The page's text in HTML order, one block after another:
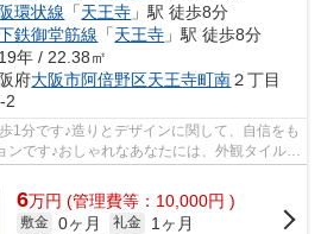
環状線 「天王寺 」駅 徒歩8分
鉄御堂筋線 「天王寺 」駅 徒歩8分
年 / 22.38㎡
府大阪市阿倍野区天王寺町南２丁目
2
1分です♪造りとデザインに関して、自信をも
ンです♪おしゃれなあなたには、外観タイル張
6万円 (管理費等：10,000円 )
敷金 0ヶ月 礼金
1ヶ月